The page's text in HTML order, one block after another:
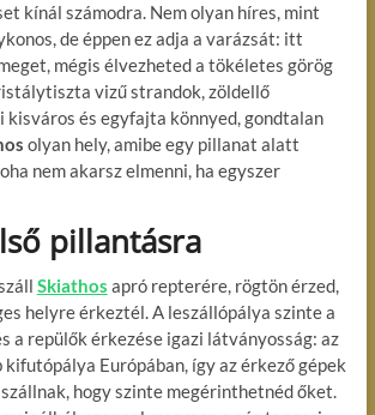
kínál számodra. Nem olyan híres, mint
de éppen ez adja a varázsát: itt
mégis élvezheted a tökéletes görög
vizű strandok, zöldellő
kisváros és egyfajta könnyed, gondtalan
olyan hely, amibe egy pillanat alatt
nem akarsz elmenni, ha egyszer
pillantásra
Skiathos apró repterére, rögtön érzed,
helyre érkeztél. A leszállópálya szinte a
a repülők érkezése igazi látványosság: az
Európában, így az érkező gépek
hogy szinte megérinthetnéd őket.